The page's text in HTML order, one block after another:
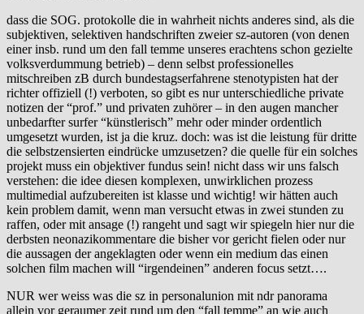
dass die SOG. protokolle die in wahrheit nichts anderes sind, als die
subjektiven, selektiven handschriften zweier sz-autoren (von denen
einer insb. rund um den fall temme unseres erachtens schon gezielte
volksverdummung betrieb) – denn selbst professionelles
mitschreiben zB durch bundestagserfahrene stenotypisten hat der
richter offiziell (!) verboten, so gibt es nur unterschiedliche private
notizen der “prof.” und privaten zuhörer – in den augen mancher
unbedarfter surfer “künstlerisch” mehr oder minder ordentlich
umgesetzt wurden, ist ja die kruz. doch: was ist die leistung für dritte
die selbstzensierten eindrücke umzusetzen? die quelle für ein solches
projekt muss ein objektiver fundus sein! nicht dass wir uns falsch
verstehen: die idee diesen komplexen, unwirklichen prozess
multimedial aufzubereiten ist klasse und wichtig! wir hätten auch
kein problem damit, wenn man versucht etwas in zwei stunden zu
raffen, oder mit ansage (!) rangeht und sagt wir spiegeln hier nur die
derbsten neonazikommentare die bisher vor gericht fielen oder nur
die aussagen der angeklagten oder wenn ein medium das einen
solchen film machen will “irgendeinen” anderen focus setzt….
NUR wer weiss was die sz in personalunion mit ndr panorama
allein vor geraumer zeit rund um den “fall temme” an wie auch